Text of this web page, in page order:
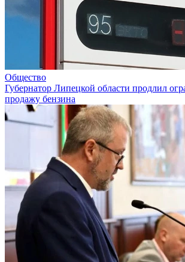
Общество
Губернатор Липецкой области продлил
продажу бензина